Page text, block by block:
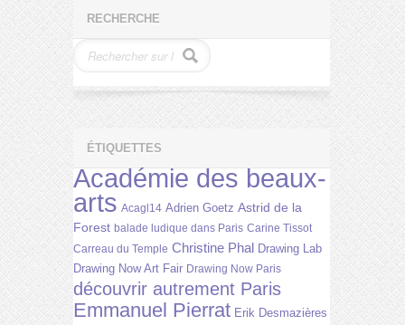
RECHERCHE
ÉTIQUETTES
Académie des beaux-
arts Acagl14 Adrien Goetz Astrid de la
Forest balade ludique dans Paris Carine Tissot
Carreau du Temple Christine Phal Drawing Lab
Drawing Now Art Fair Drawing Now Paris
découvrir autrement Paris
Emmanuel Pierrat Erik Desmazières